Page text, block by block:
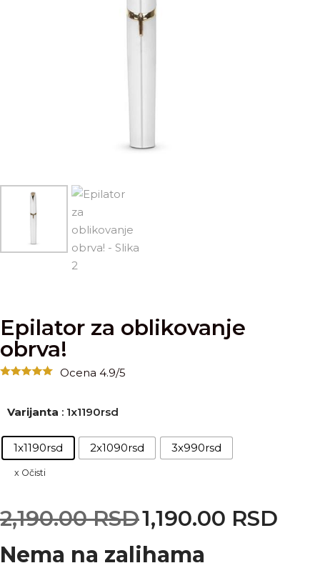
Epilator za oblikovanje
obrva!
Ocena 4.9/5
Varijanta : 1x1190rsd
1x1190rsd 2x1090rsd 3x990rsd
Očisti
2,190.00RSD1,190.00 RSD
Nema na zalihama